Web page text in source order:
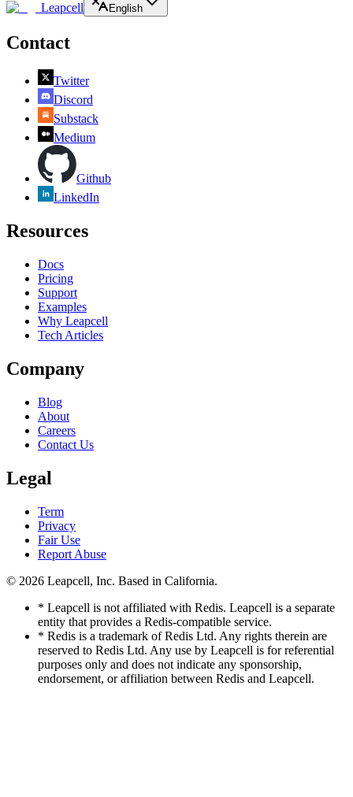
Leapcell English
Contact
Twitter
Discord
Substack
Medium
Github
LinkedIn
Resources
Docs
Pricing
Support
Examples
Why Leapcell
Tech Articles
Company
Blog
About
Careers
Contact Us
Legal
Term
Privacy
Fair Use
Report Abuse
© 2026 Leapcell, Inc. Based in California.
* Leapcell is not affiliated with Redis. Leapcell is a separate
entity that provides a Redis-compatible service.
* Redis is a trademark of Redis Ltd. Any rights therein are
reserved to Redis Ltd. Any use by Leapcell is for referential
purposes only and does not indicate any sponsorship,
endorsement, or affiliation between Redis and Leapcell.